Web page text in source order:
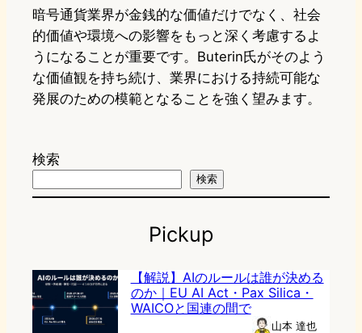
暗号通貨業界が金銭的な価値だけでなく、社会
的価値や環境への影響をもっと深く考慮するよ
うになることが重要です。Buterin氏がそのよう
な価値観を持ち続け、業界における持続可能な
発展のための模範となることを強く望みます。
検索
検索
Pickup
【解説】AIのルールは誰が決める
のか｜EU AI Act・Pax Silica・
WAICOと国連の間で
山本 達也